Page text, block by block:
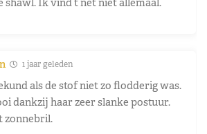
1 jaar geleden
als de stof niet zo flodderig was.
dankzij haar zeer slanke postuur.
zonnebril.